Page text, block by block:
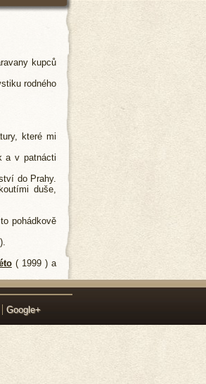
kupců
rodného
které mi
a v patnácti
do Prahy.
duše,
pohádkově
( 1999 ) a
Google+